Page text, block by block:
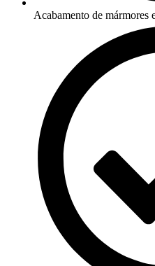
Acabamento de